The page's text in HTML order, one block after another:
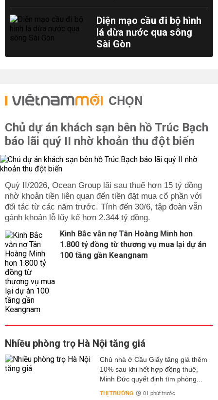
Diện mạo cầu đi bộ hình
lá dừa nước qua sông
Sài Gòn
CHỌN
Chủ dự án khách sạn bên hồ Trúc Bạch
báo lãi quý II nhờ khoản thu đột biến
Quý II/2026, Ocean Group lãi sau thuế hơn 15 tỷ đồng
nhờ khoản tiền liên quan đến tiền đặt mua cổ phần với
đối tác từ các năm trước. Tính đến 30/6, tập đoàn vẫn
gánh khoản lỗ lũy kế hơn 2.344 tỷ đồng.
Kinh Bắc vẫn nợ Tân Hoàng Minh hơn
1.800 tỷ đồng từ thương vụ mua lại dự án
100 tầng gần Keangnam
Nhiều phòng trọ Hà Nội tăng giá
Chủ nhà ở Cầu Giấy tăng giá thêm
10% sau khi hết hợp đồng thuê,
Minh Đức quyết định tìm phòng...
THỊ TRƯỜNG 01 phút trước